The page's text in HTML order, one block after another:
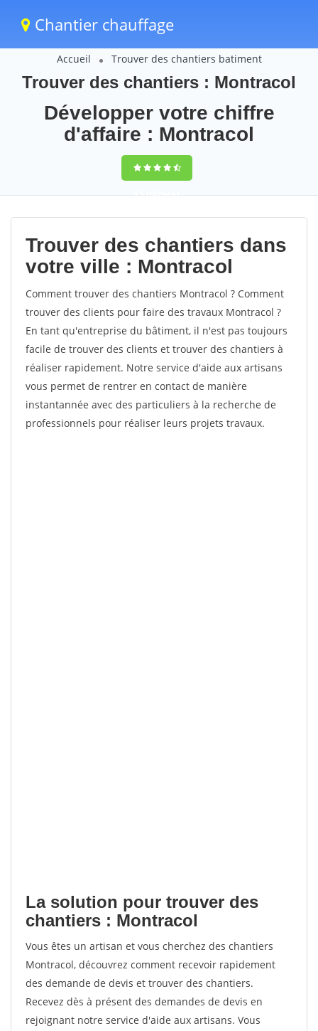
Chantier chauffage
Accueil Trouver des chantiers batiment
Trouver des chantiers : Montracol
Développer votre chiffre
d'affaire : Montracol
9,5(100%)61
votes
Trouver des chantiers dans
votre ville : Montracol
Comment trouver des chantiers Montracol ? Comment
trouver des clients pour faire des travaux Montracol ?
En tant qu'entreprise du bâtiment, il n'est pas toujours
facile de trouver des clients et trouver des chantiers à
réaliser rapidement. Notre service d'aide aux artisans
vous permet de rentrer en contact de manière
instantannée avec des particuliers à la recherche de
professionnels pour réaliser leurs projets travaux.
La solution pour trouver des
chantiers : Montracol
Vous êtes un artisan et vous cherchez des chantiers
Montracol, découvrez comment recevoir rapidement
des demande de devis et trouver des chantiers.
Recevez dès à présent des demandes de devis en
rejoignant notre service d'aide aux artisans. Vous